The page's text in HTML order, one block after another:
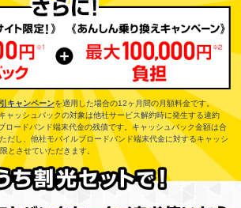
キャンペーンを適用した場合の12ヶ月間の月額料金です。
ッシュバックの対象は他社サービス解約時に発生する違約
ロードバンド端末代金の残債です。キャッシュバック金額は合
だし、他社モバイルブロードバンド端末代金に対するキャッシ
とさせていただきます。